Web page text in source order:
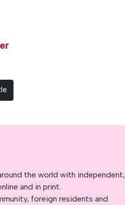
the world with independent,
and in print.
foreign residents and